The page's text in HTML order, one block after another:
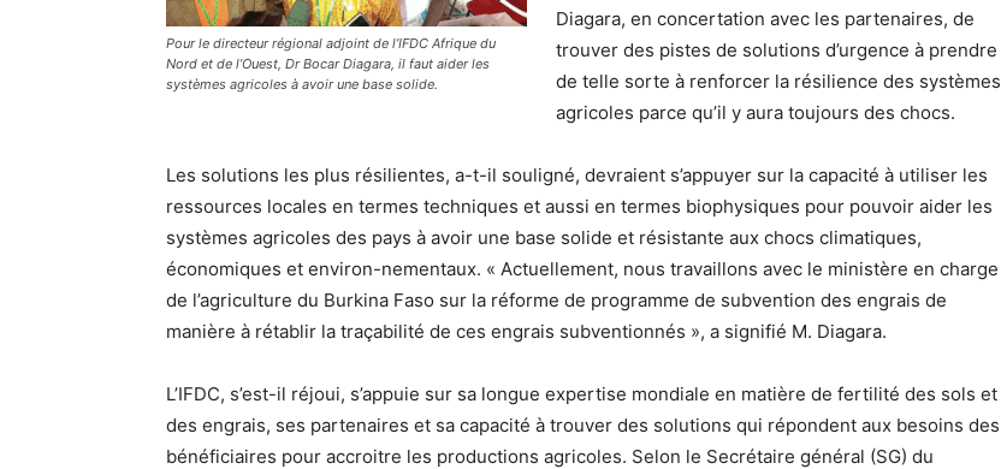
Pour le directeur régional adjoint de l’IFDC Afrique du
Nord et de l’Ouest, Dr Bocar Diagara, il faut aider les
systèmes agricoles à avoir une base solide.
Diagara, en concertation avec les partenaires, de
trouver des pistes de solutions d’urgence à prendre
de telle sorte à renforcer la résilience des systèmes
agricoles parce qu’il y aura toujours des chocs.
Les solutions les plus résilientes, a-t-il souligné, devraient s’appuyer sur la capacité à utiliser les
ressources locales en termes techniques et aussi en termes biophysiques pour pouvoir aider les
systèmes agricoles des pays à avoir une base solide et résistante aux chocs climatiques,
économiques et environ-nementaux. « Actuellement, nous travaillons avec le ministère en charge
de l’agriculture du Burkina Faso sur la réforme de programme de subvention des engrais de
manière à rétablir la traçabilité de ces engrais subventionnés », a signifié M. Diagara.
L’IFDC, s’est-il réjoui, s’appuie sur sa longue expertise mondiale en matière de fertilité des sols et
des engrais, ses partenaires et sa capacité à trouver des solutions qui répondent aux besoins des
bénéficiaires pour accroitre les productions agricoles. Selon le Secrétaire général (SG) du